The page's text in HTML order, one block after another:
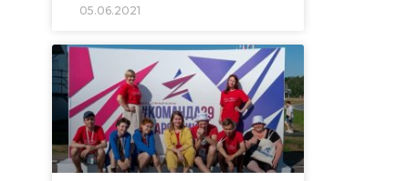
05.06.2021